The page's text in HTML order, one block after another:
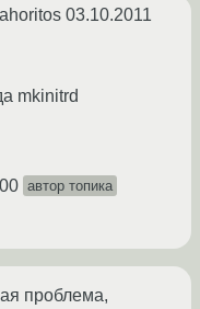
03.10.2011
mkinitrd
автор топика
проблема,